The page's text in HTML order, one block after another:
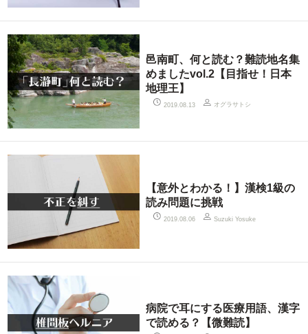
邑南町、何と読む？難読地名集
めましたvol.2【目指せ！日本
地理王】
2019.08.13 オグラサトシ
【意外とわかる！】漢検1級の
読み問題に挑戦
2019.08.06 Suzuki Yosuke
病院で耳にする医療用語、漢字
で読める？【微難読】